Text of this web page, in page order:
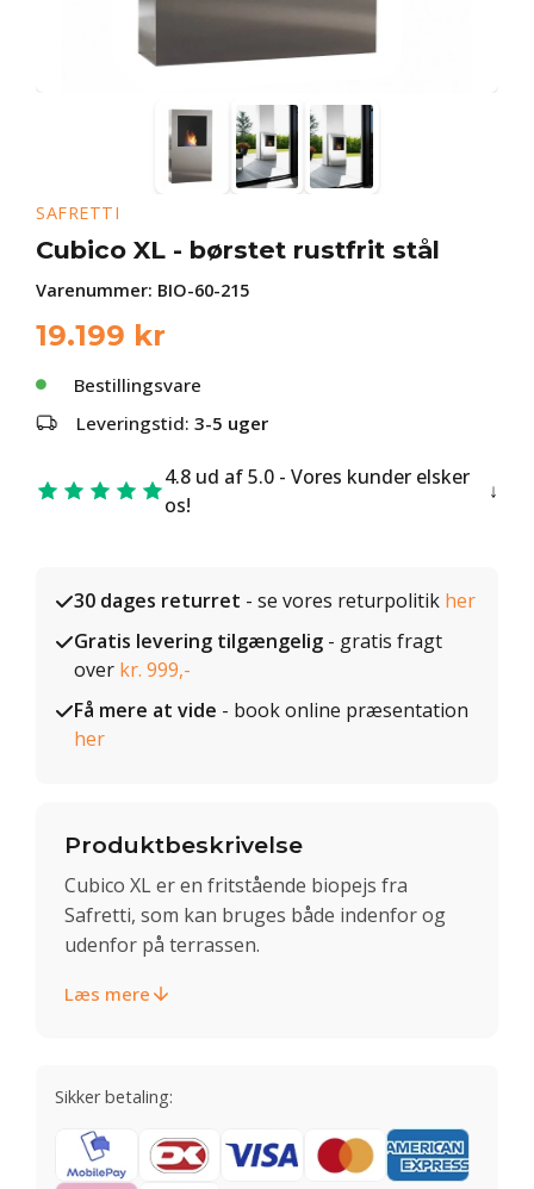
SAFRETTI
Cubico XL - børstet rustfrit stål
Varenummer: BIO-60-215
19.199 kr
Bestillingsvare
Leveringstid: 3-5 uger
4.8 ud af 5.0 - Vores kunder elsker
os!
30 dages returret - se vores returpolitik her
Gratis levering tilgængelig - gratis fragt
over kr. 999,-
Få mere at vide - book online præsentation
her
Produktbeskrivelse
Cubico XL er en fritstående biopejs fra
Safretti, som kan bruges både indenfor og
udenfor på terrassen.
Læs mere
Sikker betaling: